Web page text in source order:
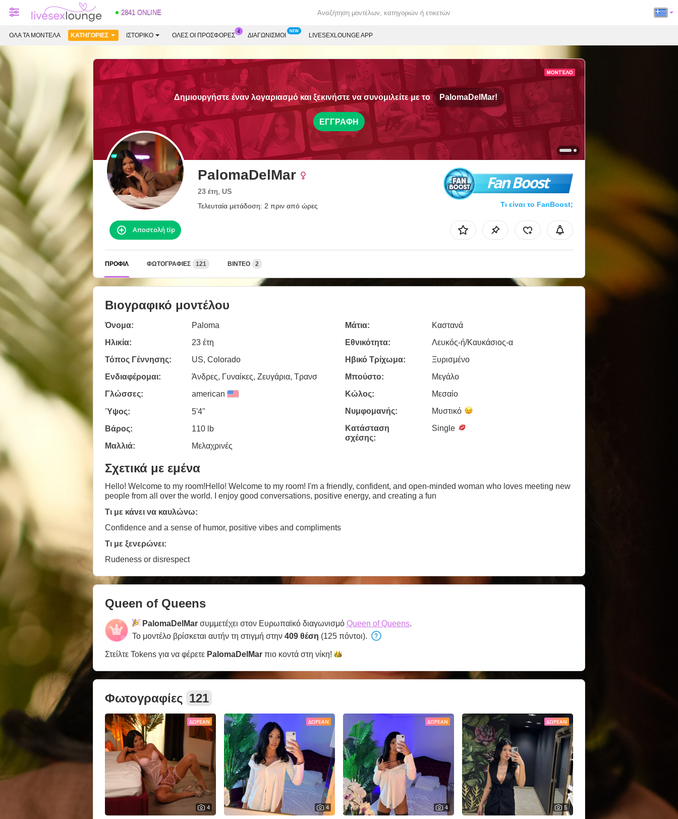
2841 ONLINE
ΌΛΑ ΤΑ ΜΟΝΤΈΛΑ ΚΑΤΗΓΟΡΊΕΣ ΙΣΤΟΡΙΚΌ ΟΛΕΣ ΟΙ ΠΡΟΣΦΟΡΕΣ ΔΙΑΓΩΝΙΣΜΟΊ LIVESEXLOUNGE APP
Δημιουργήστε έναν λογαριασμό και ξεκινήστε να συνομιλείτε με το PalomaDelMar!
ΕΓΓΡΑΦΉ
PalomaDelMar
23 έτη, US
Τελευταία μετάδοση: 2 πριν από ώρες
Fan Boost
Τι είναι το FanBoost;
Αποστολή tip
ΠΡΟΦΊΛ ΦΩΤΟΓΡΑΦΊΕΣ 121 ΒΊΝΤΕΟ 2
Βιογραφικό μοντέλου
Όνομα:
Paloma
Ηλικία:
23 έτη
Τόπος Γέννησης:
US, Colorado
Ενδιαφέρομαι:
Άνδρες, Γυναίκες, Zευγάρια, Τρανσ
Γλώσσες:
american
Ύψος:
5'4"
Βάρος:
110 lb
Μαλλιά:
Μελαχρινές
Μάτια:
Καστανά
Εθνικότητα:
Λευκός-ή/Καυκάσιος-α
Ηβικό Τρίχωμα:
Ξυρισμένο
Μπούστο:
Μεγάλο
Κώλος:
Μεσαίο
Νυμφομανής:
Μυστικό
Κατάσταση
σχέσης:
Single
Σχετικά με εμένα
Hello! Welcome to my room!Hello! Welcome to my room! I'm a friendly, confident, and open-minded woman who loves meeting new
people from all over the world. I enjoy good conversations, positive energy, and creating a fun
Τι με κάνει να καυλώνω:
Confidence and a sense of humor, positive vibes and compliments
Τι με ξενερώνει:
Rudeness or disrespect
Queen of Queens
PalomaDelMar συμμετέχει στον Ευρωπαϊκό διαγωνισμό Queen of Queens.
Το μοντέλο βρίσκεται αυτήν τη στιγμή στην 409 θέση (125 πόντοι).
Στείλτε Tokens για να φέρετε PalomaDelMar πιο κοντά στη νίκη!
Φωτογραφίες 121
ΔΩΡΕΆΝ
4
ΔΩΡΕΆΝ
4
ΔΩΡΕΆΝ
4
ΔΩΡΕΆΝ
5